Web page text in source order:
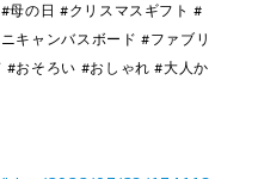
母の日 #クリスマスギフト #
キャンバスボード #ファブリ
#おそろい #おしゃれ #大人か